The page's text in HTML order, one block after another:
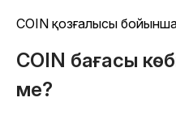
COIN қозғалысы
COIN бағасы
ме?